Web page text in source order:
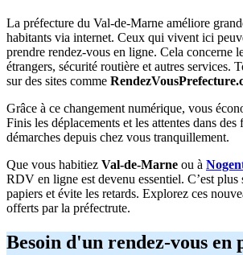
La préfecture du Val-de-Marne améliore
habitants via internet. Ceux qui vivent ici
prendre rendez-vous en ligne. Cela concerne
étrangers, sécurité routière et autres services.
sur des sites comme
Grâce à ce changement numérique, vous
Finis les déplacements et les attentes dans des
démarches depuis chez vous tranquillement.
Que vous habitiez Val-de-Marne ou à
RDV en ligne est devenu essentiel. C’est
papiers et évite les retards. Explorez ces
offerts par la préfectrute.
Besoin d'un rendez-vous en